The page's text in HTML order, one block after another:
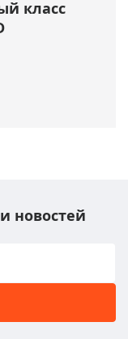
класс
новостей